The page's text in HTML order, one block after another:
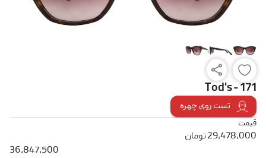
Tod's - 171
تست روی چهره
قیمت
29,478,000تومان
36,847,500